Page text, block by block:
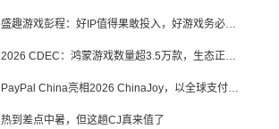
盛趣游戏彭程：好IP值得果敢投入，好游戏务必长效经营
2026 CDEC：鸿蒙游戏数量超3.5万款，生态正循环加速产业高质量发展
PayPal China亮相2026 ChinaJoy，以全球支付能力助力中国游戏企业深化全球运营
热到差点中暑，但这趟CJ真来值了